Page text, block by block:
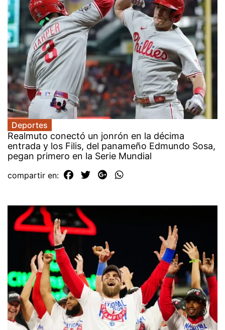
Deportes
Realmuto conectó un jonrón en la décima
entrada y los Filis, del panameño Edmundo Sosa,
pegan primero en la Serie Mundial
compartir en: